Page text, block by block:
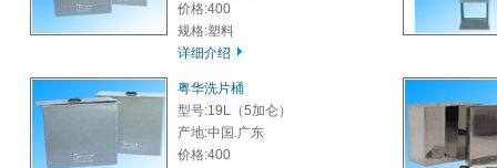
价格:400
规格:塑料
详细介绍
粤华洗片桶
型号:19L（5加仑）
产地:中国.广东
价格:400